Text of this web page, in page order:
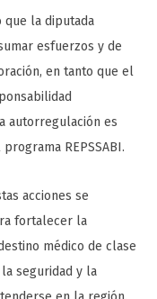
que la diputada
esfuerzos y de
en tanto que el
autorregulación es
REPSSABI.
acciones se
fortalecer la
médico de clase
seguridad y la